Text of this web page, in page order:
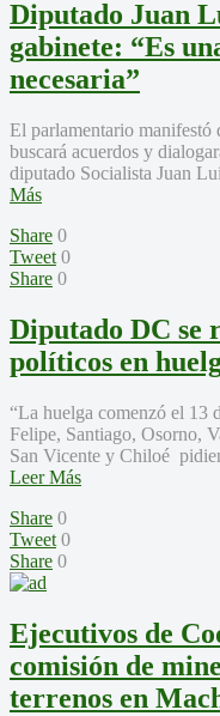
Diputado Juan
gabinete: “Es
necesaria”
El parlamentario manifestó
buscará acuerdos y
diputado Socialista Juan
Más
Share 0
Tweet 0
Share 0
Diputado DC se
políticos en
“La huelga comenzó el 13
Felipe, Santiago, Osorno,
San Vicente y Chiloé
Leer Más
Share 0
Tweet 0
Share 0
Ejecutivos de
comisión de
terrenos en